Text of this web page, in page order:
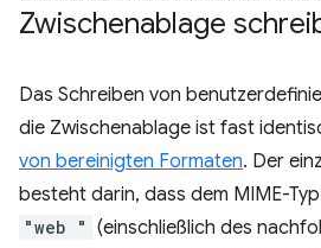
Zwischenablage
Das Schreiben von
die Zwischenablage ist fast
von bereinigten Formaten. Der
besteht darin, dass dem MIME-
"web " (einschließlich des